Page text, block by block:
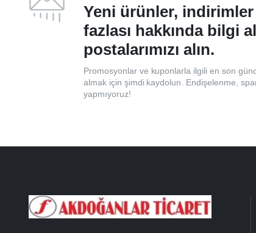
Yeni ürünler,
fazlası hakkında bilgi
postalarımızı alın.
Promosyonlar ve kuponlarla ilgili en son
almak için şimdi kaydolun. Endişelenme,
yapmıyoruz!